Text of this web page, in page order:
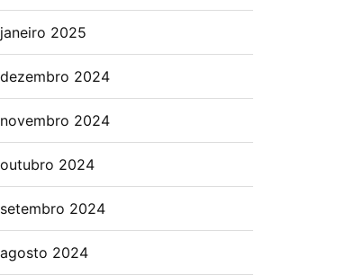
janeiro 2025
dezembro 2024
novembro 2024
outubro 2024
setembro 2024
agosto 2024